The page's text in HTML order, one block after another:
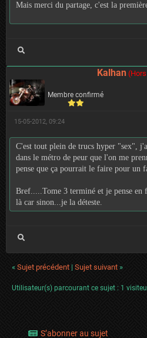
Mais merci du partage, c'est la
Kalhan
Membre confirmé
15-05-2012, 09:24
C'est tout plein de trucs hyper "sex",
dans le métro de peur que l'on me
pense que ça pourrait le faire pour un
Bref.....Tome 3 terminé et je pense en
là car sinon...je la déteste.
« Sujet précédent | Sujet suivant »
Utilisateur(s) parcourant ce sujet : 1
S’abonner au sujet